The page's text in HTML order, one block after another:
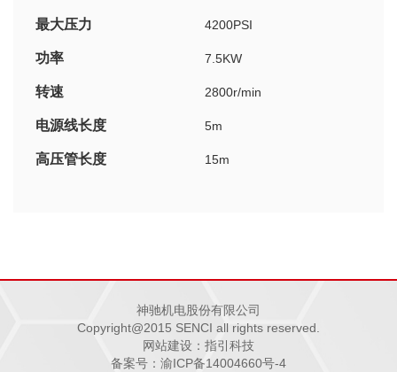
最大压力 4200PSI
功率 7.5KW
转速 2800r/min
电源线长度 5m
高压管长度 15m
神驰机电股份有限公司
Copyright@2015 SENCI all rights reserved.
网站建设：指引科技
备案号：渝ICP备14004660号-4